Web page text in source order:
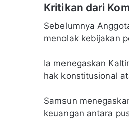
Kritikan dari
Sebelumnya
menolak kebijakan
Ia menegaskan
hak konstitusional
Samsun
keuangan antara